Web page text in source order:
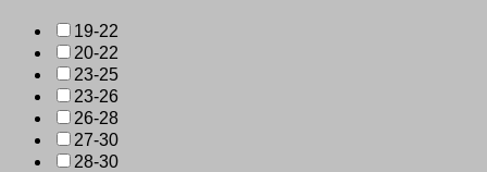
19-22
20-22
23-25
23-26
26-28
27-30
28-30